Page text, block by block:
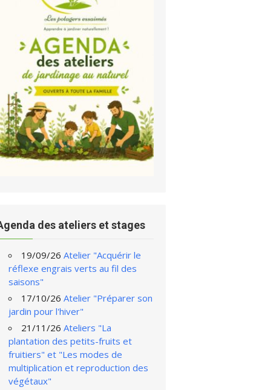
des ateliers et stages
19/09/26 Atelier "Acquérir le
réflexe engrais verts au fil des
saisons"
17/10/26 Atelier "Préparer son
jardin pour l'hiver"
21/11/26 Ateliers "La
plantation des petits-fruits et
fruitiers" et "Les modes de
multiplication et reproduction des
végétaux"